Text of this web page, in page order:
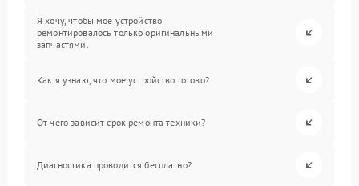
Я хочу, чтобы мое устройство
ремонтировалось только оригинальными
запчастями.
Как я узнаю, что мое устройство готово?
От чего зависит срок ремонта техники?
Диагностика проводится бесплатно?